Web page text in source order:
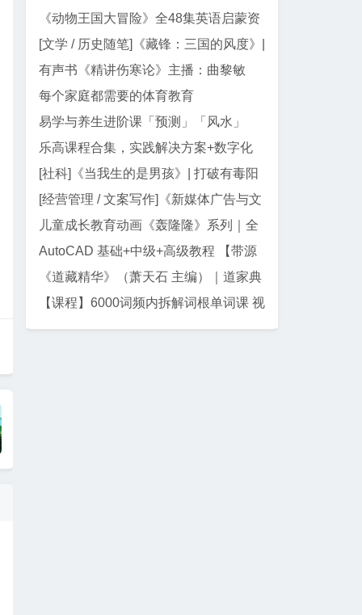
《动物王国大冒险》全48集英语启蒙资
源｜动画+儿歌+音频+电影版
[文学 / 历史随笔]《藏锋：三国的风度》|
郭德纲三国智慧与处世真经
有声书《精讲伤寒论》主播：曲黎敏
【全138集】
每个家庭都需要的体育教育
易学与养生进阶课「预测」「风水」
「面相」迷罗授课
乐高课程合集，实践解决方案+数字化
教学资源
[社科]《当我生的是男孩》| 打破有毒阳
刚气质的女性主义养育指南
[经营管理 / 文案写作]《新媒体广告与文
案写作》| AI 时代文案创作指南
儿童成长教育动画《轰隆隆》系列｜全
20部213集，覆盖工程/交通...
AutoCAD 基础+中级+高级教程 【带源
码课件】
《道藏精华》（萧天石 主编）｜道家典
籍珍藏集
【课程】6000词频内拆解词根单词课 视
频+讲义